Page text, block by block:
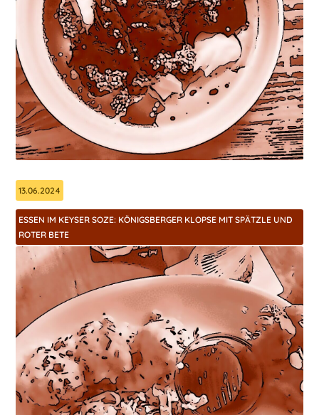
13.06.2024
ESSEN IM KEYSER SOZE: KÖNIGSBERGER KLOPSE MIT SPÄTZLE UND
ROTER BETE